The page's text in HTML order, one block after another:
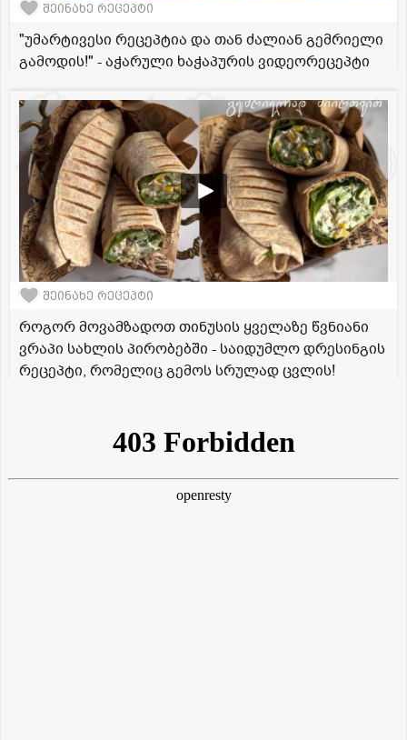
შეინახე რეცეპტი
"უმარტივესი რეცეპტია და თან ძალიან გემრიელი
გამოდის!" - აჭარული ხაჭაპურის ვიდეორეცეპტი
შეინახე რეცეპტი
როგორ მოვამზადოთ თინუსის ყველაზე წვნიანი
ვრაპი სახლის პირობებში - საიდუმლო დრესინგის
რეცეპტი, რომელიც გემოს სრულად ცვლის!